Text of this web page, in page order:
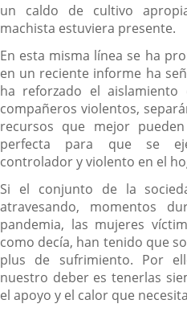
un caldo de cultivo
machista estuviera presente.
En esta misma línea se ha
en un reciente informe ha
ha reforzado el
compañeros violentos,
recursos que mejor
perfecta para que se
controlador y violento en el
Si el conjunto de la
atravesando, momentos
pandemia, las mujeres
como decía, han tenido que
plus de sufrimiento. Por
nuestro deber es tenerlas
el apoyo y el calor que